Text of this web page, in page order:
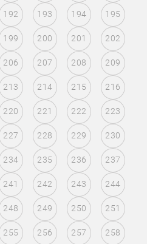
192 193 194 195
199 200 201 202
206 207 208 209
213 214 215 216
220 221 222 223
227 228 229 230
234 235 236 237
241 242 243 244
248 249 250 251
255 256 257 258